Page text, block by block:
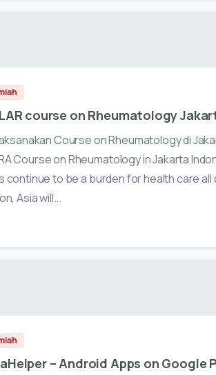
course on Rheumatology
Course on Rheumatology di
Course on Rheumatology in Jakarta
continue to be a burden for health care
Asia will...
– Android Apps on Google